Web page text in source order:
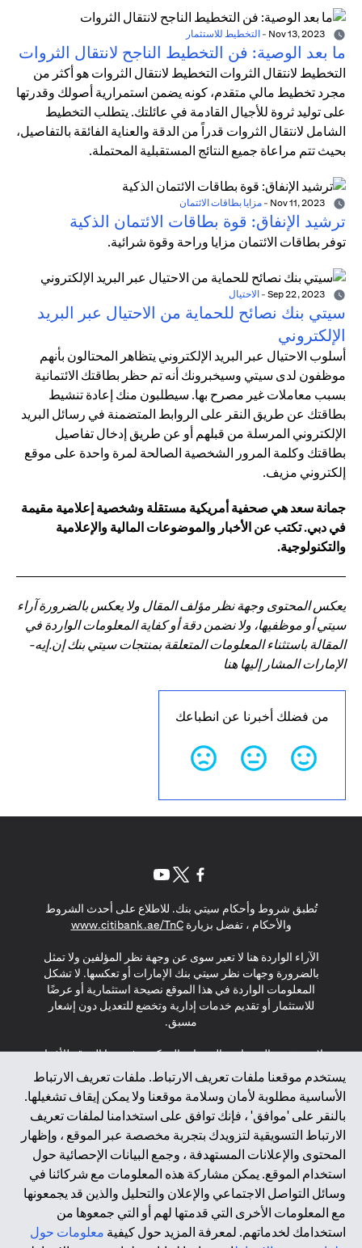
- التخطيط للاستثمار
ما بعد الوصية: فن التخطيط الناجح لانتقال الثروات
التخطيط لانتقال الثروات التخطيط لانتقال الثروات هو أكثر من
مجرد تخطيط مالي متقدم، كونه يضمن استمرارية أصولك وقدرتها
على توليد ثروة للأجيال القادمة في عائلتك. يتطلب التخطيط
الشامل لانتقال الثروات قدراً من الدقة والعناية الفائقة بالتفاصيل،
بحيث تتم مراعاة جميع النتائج المستقبلية المحتملة.
- مزايا بطاقات الائتمان
ترشيد الإنفاق: قوة بطاقات الائتمان الذكية
توفر بطاقات الائتمان مزايا وراحة وقوة شرائية.
- الاحتيال
سيتي بنك نصائح للحماية من الاحتيال عبر البريد
الإلكتروني
أسلوب الاحتيال عبر البريد الإلكتروني يتظاهر المحتالون بأنهم
موظفون لدى سيتي وسيخبرونك أنه تم حظر بطاقتك الائتمانية
بسبب معاملات غير مصرح بها. سيطلبون منك إعادة تنشيط
بطاقتك عن طريق النقر على الروابط المتضمنة في رسائل البريد
الإلكتروني المرسلة من قبلهم أو عن طريق إدخال تفاصيل
بطاقتك وكلمة المرور الشخصية الصالحة لمرة واحدة على موقع
إلكتروني مزيف.
جمانة سعد هي صحفية أمريكية مستقلة وشخصية إعلامية مقيمة
في دبي. تكتب عن الأخبار والموضوعات المالية والإعلامية
والتكنولوجية.
يعكس المحتوى وجهة نظر مؤلف المقال ولا يعكس بالضرورة آراء
سيتي أو موظفيها، ولا نضمن دقة أو كفاية المعلومات الواردة في
المقالة باستثناء المعلومات المتعلقة بمنتجات سيتي بنك إن.إيه-
الإمارات المشار إليها هنا
من فضلك أخبرنا عن انطباعك
يستخدم موقعنا ملفات تعريف الارتباط. ملفات تعريف الارتباط
الأساسية مطلوبة لأمان وسلامة موقعنا ولا يمكن إيقاف تشغيلها.
بالنقر على 'موافق' ، فإنك توافق على استخدامنا لملفات تعريف
الارتباط التسويقية لتزويدك بتجربة مخصصة عبر الموقع ، وإظهار
المحتوى والإعلانات المستهدفة ، وجمع البيانات الإحصائية حول
استخدام الموقع. يمكن مشاركة هذه المعلومات مع شركائنا في
وسائل التواصل الاجتماعي والإعلان والتحليل والذين قد يجمعونها
مع المعلومات الأخرى التي قدمتها لهم أو التي جمعوها من
استخدامك لخدماتهم. لمعرفة المزيد حول كيفية معلومات حول
تُطبق شروط وأحكام سيتي بنك. للاطلاع على أحدث الشروط
والأحكام ، تفضل بزيارةwww.citibank.ae/TnC
in a new tab
الآراء الواردة هنا لا تعبر سوى عن وجهة نظر المؤلفين ولا تمثل
بالضرورة وجهات نظر سيتي بنك الإمارات أو تعكسها. لا تشكل
المعلومات الواردة في هذا الموقع نصيحة استثمارية أو عرضًا
للاستثمار أو تقديم خدمات إدارية وتخضع للتعديل دون إشعار
مسبق.
لا يتم تقديم المنتجات والخدمات المذكورة في هذا الموقع للأفراد
المقيمين في الاتحاد الأوروبي أو المنطقة الاقتصادية الأوروبية أو
سويسرا أو غيرنسي أو جيرسي أو موناكو أو سان مارينو أو
الفاتيكان أو جزيرة مان أو المملكة المتحدة أو خصوصية البيانات
(لائحة حماية البيانات العامة \ قانون حماية البيانات الشخصية
العامة \ قانون خصوصية نيوزيلندا). المحتوى الموجود في هذه
الصفحة ليس ولا ينبغي تفسيره على أنه عرض أو دعوة أو دعوة
لشراء أو بيع أي من المنتجات والخدمات المذكورة هنا لمثل هؤلاء
الأفراد.
*GDPR – اللائحة العامة لحماية البيانات؛ * LGPD – Lei Geral de
Proteção de Dados Pessoais ; *NZPA – قانون الخصوصية